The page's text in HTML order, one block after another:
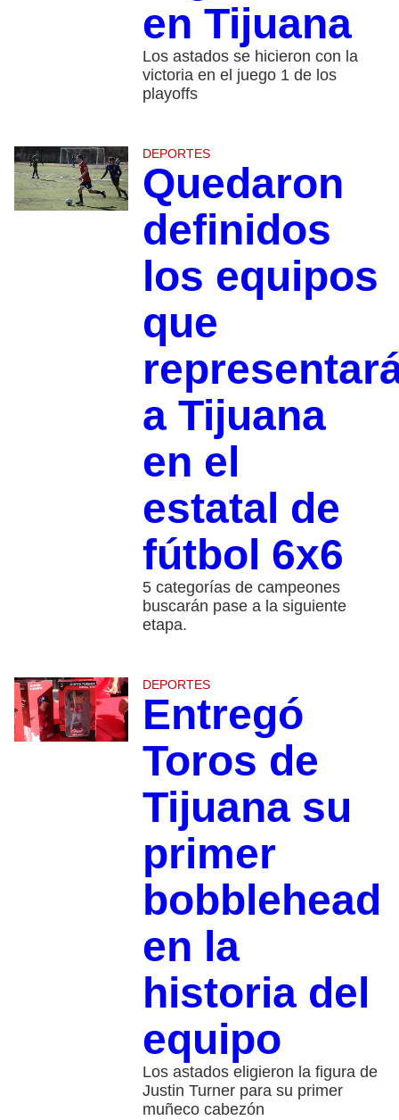
en Tijuana
Los astados se hicieron con la
victoria en el juego 1 de los
playoffs
DEPORTES
Quedaron
definidos
los equipos
que
a Tijuana
en el
estatal de
fútbol 6x6
5 categorías de campeones
buscarán pase a la siguiente
etapa.
DEPORTES
Entregó
Toros de
Tijuana su
primer
bobblehead
en la
historia del
equipo
Los astados eligieron la figura de
Justin Turner para su primer
muñeco cabezón